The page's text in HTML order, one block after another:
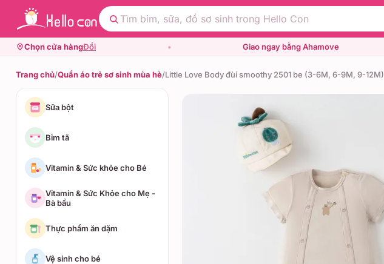
Chọn cửa hàngĐổi • Giao ngay bằng Ahamove
Trang chủ/Quần áo trẻ sơ sinh mùa hè/Little Love Body đùi smoothy 2501 be (3-6M, 6-9M, 9-12M)
Sữa bột
Bỉm tã
Vitamin & Sức khỏe cho Bé
Vitamin & Sức Khỏe cho Mẹ -
Bà bầu
Thực phẩm ăn dặm
Vệ sinh cho bé